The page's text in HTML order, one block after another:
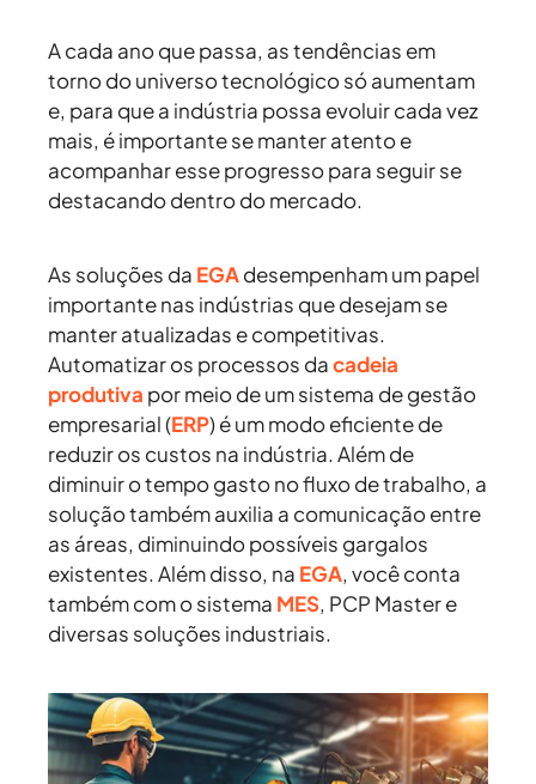
A cada ano que passa, as tendências em
torno do universo tecnológico só aumentam
e, para que a indústria possa evoluir cada vez
mais, é importante se manter atento e
acompanhar esse progresso para seguir se
destacando dentro do mercado.
As soluções da EGAdesempenham um papel
importante nas indústrias que desejam se
manter atualizadas e competitivas.
Automatizar os processos dacadeia
produtiva por meio de um sistema de gestão
empresarial (ERP) é um modo eficiente de
reduzir os custos na indústria. Além de
diminuir o tempo gasto no fluxo de trabalho, a
solução também auxilia a comunicação entre
as áreas, diminuindo possíveis gargalos
existentes. Além disso, na EGA, você conta
também com o sistema MES, PCP Master e
diversas soluções industriais.